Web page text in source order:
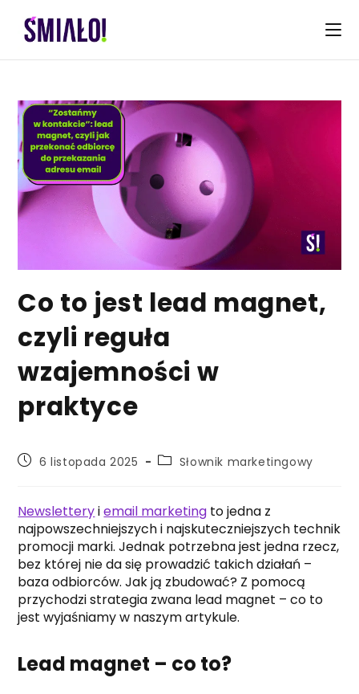
content
Co to jest lead magnet,
czyli reguła
wzajemności w
praktyce
Post
published:
6 listopada 2025
PostSłownik marketingowy
Newsletteryiemail marketing to jedna z
najpowszechniejszych i najskuteczniejszych technik
promocji marki. Jednak potrzebna jest jedna rzecz,
bez której nie da się prowadzić takich działań –
baza odbiorców. Jak ją zbudować? Z pomocą
przychodzi strategia zwana lead magnet – co to
jest wyjaśniamy w naszym artykule.
Lead magnet – co to?